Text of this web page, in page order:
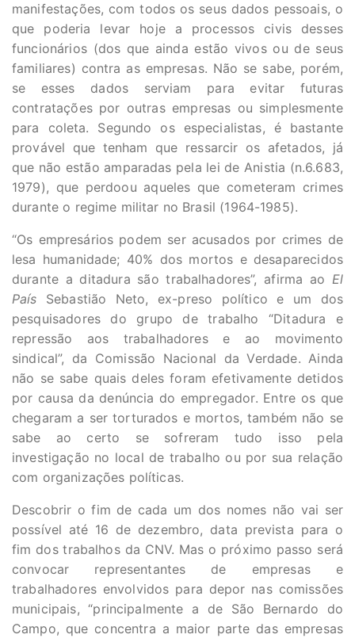
manifestações, com todos os seus dados pessoais, o
que poderia levar hoje a processos civis desses
funcionários (dos que ainda estão vivos ou de seus
familiares) contra as empresas. Não se sabe, porém,
se esses dados serviam para evitar futuras
contratações por outras empresas ou simplesmente
para coleta. Segundo os especialistas, é bastante
provável que tenham que ressarcir os afetados, já
que não estão amparadas pela lei de Anistia (n.6.683,
1979), que perdoou aqueles que cometeram crimes
durante o regime militar no Brasil (1964-1985).
“Os empresários podem ser acusados por crimes de
lesa humanidade; 40% dos mortos e desaparecidos
durante a ditadura são trabalhadores”, afirma ao El
País Sebastião Neto, ex-preso político e um dos
pesquisadores do grupo de trabalho “Ditadura e
repressão aos trabalhadores e ao movimento
sindical”, da Comissão Nacional da Verdade. Ainda
não se sabe quais deles foram efetivamente detidos
por causa da denúncia do empregador. Entre os que
chegaram a ser torturados e mortos, também não se
sabe ao certo se sofreram tudo isso pela
investigação no local de trabalho ou por sua relação
com organizações políticas.
Descobrir o fim de cada um dos nomes não vai ser
possível até 16 de dezembro, data prevista para o
fim dos trabalhos da CNV. Mas o próximo passo será
convocar representantes de empresas e
trabalhadores envolvidos para depor nas comissões
municipais, “principalmente a de São Bernardo do
Campo, que concentra a maior parte das empresas